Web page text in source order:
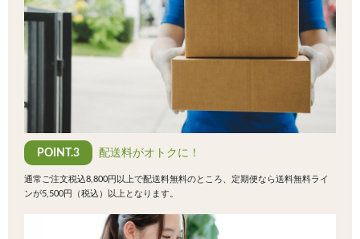
POINT.3 配送料がオトクに！
通常ご注文税込8,800円以上で配送料無料のところ、定期便なら送料無料ライ
ンが5,500円（税込）以上となります。